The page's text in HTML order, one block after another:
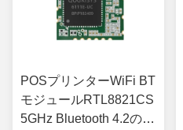
POSプリンターWiFi BT
モジュールRTL8821CS
5GHz Bluetooth 4.2の